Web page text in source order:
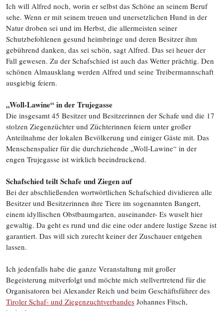
Ich will Alfred noch, worin er selbst das Schöne an seinem Beruf
sehe. Wenn er mit seinem treuen und unersetzlichen Hund in der
Natur droben sei und im Herbst, die allermeisten seiner
Schutzbefohlenen gesund heimbringe und deren Besitzer ihm
gebührend danken, das sei schön, sagt Alfred. Das sei heuer der
Fall gewesen. Zu der Schafschied ist auch das Wetter prächtig. Den
schönen Almausklang werden Alfred und seine Treibermannschaft
ausgiebig feiern.
„Woll-Lawine“ in der Trujegasse
Die insgesamt 45 Besitzer und Besitzerinnen der Schafe und die 17
stolzen Ziegenzüchter und Züchterinnen feiern unter großer
Anteilnahme der lokalen Bevölkerung und einiger Gäste mit. Das
Menschenspalier für die durchziehende „Woll-Lawine“ in der
engen Trujegasse ist wirklich beeindruckend.
Schafschied teilt Schafe und Ziegen auf
Bei der abschließenden wortwörtlichen Schafschied dividieren alle
Besitzer und Besitzerinnen ihre Tiere im sogenannten Bangert,
einem idyllischen Obstbaumgarten, auseinander- Es wuselt hier
gewaltig. Da geht es rund und die eine oder andere lustige Szene ist
garantiert. Das will sich zurecht keiner der Zuschauer entgehen
lassen.
Ich jedenfalls habe die ganze Veranstaltung mit großer
Begeisterung mitverfolgt und möchte mich stellvertretend für die
Organisatoren bei Alexander Reich und beim Geschäftsführer des
Tiroler Schaf- und Ziegenzuchtverbandes Johannes Fitsch,